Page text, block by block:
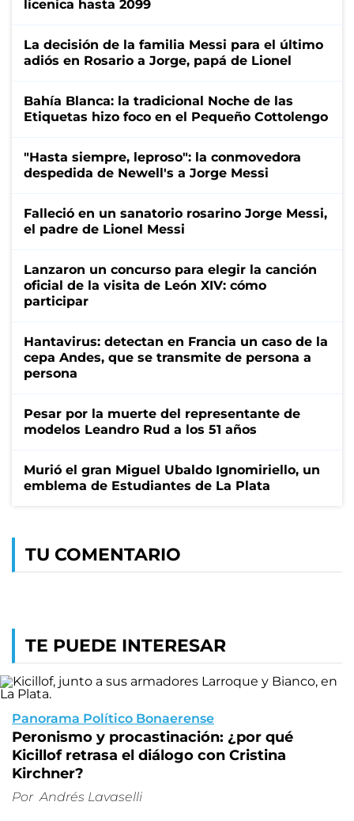
licenica hasta 2099
La decisión de la familia Messi para el último
adiós en Rosario a Jorge, papá de Lionel
Bahía Blanca: la tradicional Noche de las
Etiquetas hizo foco en el Pequeño Cottolengo
"Hasta siempre, leproso": la conmovedora
despedida de Newell's a Jorge Messi
Falleció en un sanatorio rosarino Jorge Messi,
el padre de Lionel Messi
Lanzaron un concurso para elegir la canción
oficial de la visita de León XIV: cómo
participar
Hantavirus: detectan en Francia un caso de la
cepa Andes, que se transmite de persona a
persona
Pesar por la muerte del representante de
modelos Leandro Rud a los 51 años
Murió el gran Miguel Ubaldo Ignomiriello, un
emblema de Estudiantes de La Plata
TU COMENTARIO
TE PUEDE INTERESAR
Panorama Político Bonaerense
Peronismo y procastinación: ¿por qué
Kicillof retrasa el diálogo con Cristina
Kirchner?
Por Andrés Lavaselli